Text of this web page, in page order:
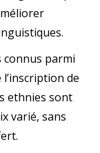
connus parmi
de
ethnies sont
varié, sans